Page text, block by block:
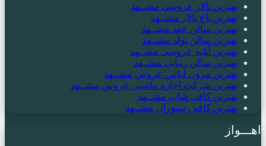
بهترین تالار عروسی مشــهد
بهترین باغ تالار مشــهد
بهترین سالن عقد مشــهد
بهترین سالن تولد مشــهد
بهترین آتلیه عروسی مشــهد
بهترین سالن زیبایی مشــهد
بهترین مزون لباس عروس مشــهد
بهترین شرکت اجاره ماشین عروس مشــهد
بهترین کافی شاپ مشــهد
بهترین کافه رستوران مشــهد
اهـــواز